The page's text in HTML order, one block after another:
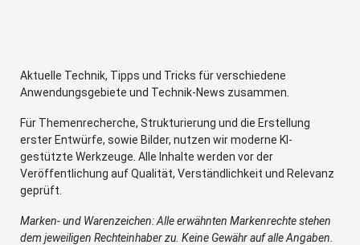
Aktuelle Technik, Tipps und Tricks für verschiedene
Anwendungsgebiete und Technik-News zusammen.
Für Themenrecherche, Strukturierung und die Erstellung
erster Entwürfe, sowie Bilder, nutzen wir moderne KI-
gestützte Werkzeuge. Alle Inhalte werden vor der
Veröffentlichung auf Qualität, Verständlichkeit und Relevanz
geprüft.
Marken- und Warenzeichen: Alle erwähnten Markenrechte stehen
dem jeweiligen Rechteinhaber zu. Keine Gewähr auf alle Angaben.